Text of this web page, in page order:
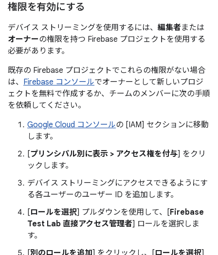
権限を有効にする
デバイス ストリーミングを使用するには、 編集者または
オーナーの権限を持つ Firebase プロジェクトを使用する
必要があります。
既存の Firebase プロジェクトでこれらの権限がない場合
は、 Firebase コンソールでオーナーとして新しいプロジ
ェクトを無料で作成するか、チームのメンバーに次の手順
を依頼してください。
Google Cloud コンソールの [IAM] セクションに移動
します。
[プリンシパル別に表示 > アクセス権を付与] をクリ
ックします。
デバイス ストリーミングにアクセスできるようにす
る各ユーザーのユーザー ID を追加します。
[ロールを選択] プルダウンを使用して、[Firebase
Test Lab 直接アクセス管理者] ロールを選択しま
す。
[別のロールを追加] をクリックし、[ロールを選択]